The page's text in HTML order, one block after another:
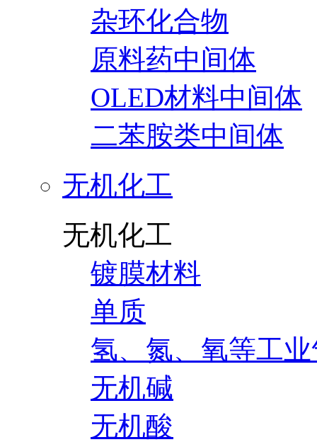
杂环化合物
原料药中间体
OLED材料中间体
二苯胺类中间体
无机化工
无机化工
镀膜材料
单质
氢、氮、氧等工
无机碱
无机酸